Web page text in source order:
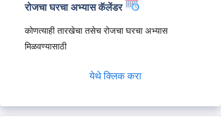
रोजचा घरचा अभ्यास कॅलेंडर
कोणत्याही तारखेचा तसेच रोजचा घरचा अभ्यास
मिळवण्यासाठी
येथे क्लिक करा